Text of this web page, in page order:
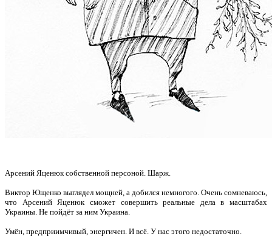
Арсений Яценюк собственной персоной. Шарж.
Виктор Ющенко выглядел мощней, а добился немногого. Очень сомневаюсь,
что Арсений Яценюк сможет совершить реальные дела в масштабах
Украины. Не пойдёт за ним Украина.
Умён, предприимчивый, энергичен. И всё. У нас этого недостаточно.